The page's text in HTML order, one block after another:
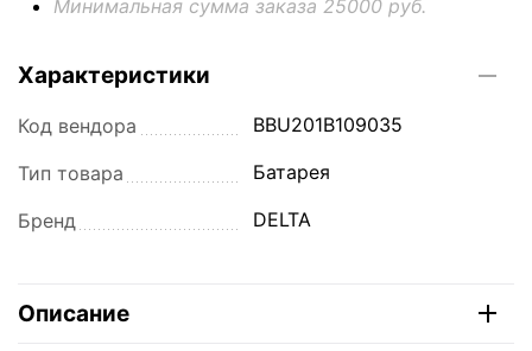
Минимальная сумма заказа 25000 руб.
Характеристики
Код вендора BBU201B109035
Тип товара Батарея
Бренд DELTA
Описание